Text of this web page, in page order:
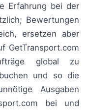
Erfahrung bei der
Bewertungen
ersetzen aber
GetTransport.com
global zu
und so die
Ausgaben
bei und